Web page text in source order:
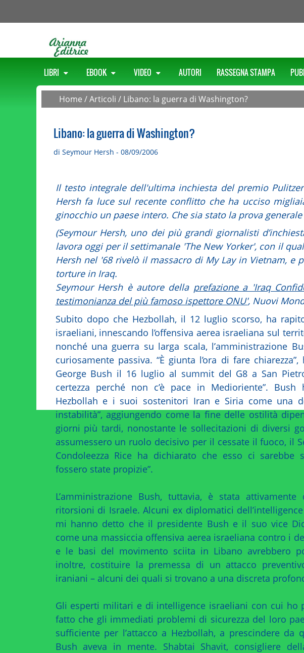
LIBRI EBOOK VIDEO AUTORI RASSEGNA STAMPA
Home /Articoli / Libano: la guerra di Washington?
Libano: la guerra di Washington?
di Seymour Hersh - 08/09/2006
Il testo integrale dell'ultima inchiesta del premio
Hersh fa luce sul recente conflitto che ha ucciso
ginocchio un paese intero. Che sia stato la prova
(Seymour Hersh, uno dei più grandi giornalisti
lavora oggi per il settimanale 'The New Yorker', con il
Hersh nel '68 rivelò il massacro di My Lay in Vietnam, e
torture in Iraq.
Seymour Hersh è autore della prefazione a 'Iraq
testimonianza del più famoso ispettore ONU', Nuovi
Subito dopo che Hezbollah, il 12 luglio scorso, ha
israeliani, innescando l’offensiva aerea israeliana sul
nonché una guerra su larga scala, l’amministrazione
curiosamente passiva. “È giunta l’ora di fare
George Bush il 16 luglio al summit del G8 a San
certezza perché non c’è pace in Medioriente”.
Hezbollah e i suoi sostenitori Iran e Siria come una
instabilità”, aggiungendo come la fine delle ostilità
giorni più tardi, nonostante le sollecitazioni di diversi
assumessero un ruolo decisivo per il cessate il fuoco, il
Condoleezza Rice ha dichiarato che esso ci sarebbe
fossero state propizie”.
L’amministrazione Bush, tuttavia, è stata
ritorsioni di Israele. Alcuni ex diplomatici
mi hanno detto che il presidente Bush e il suo vice
come una massiccia offensiva aerea israeliana contro i
e le basi del movimento sciita in Libano avrebbero
inoltre, costituire la premessa di un attacco
iraniani – alcuni dei quali si trovano a una discreta
Gli esperti militari e di intelligence israeliani con cui ho
fatto che gli immediati problemi di sicurezza del loro
sufficiente per l’attacco a Hezbollah, a prescindere da
Bush aveva in mente. Shabtai Shavit, consigliere